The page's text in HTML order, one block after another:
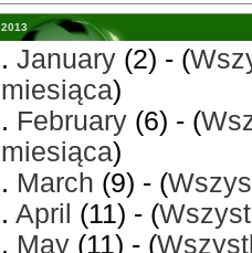
2013
. January (2) - (
miesiąca)
. February (6) - (
miesiąca)
. March (9) - (
. April (11) - (
. May (11) - (